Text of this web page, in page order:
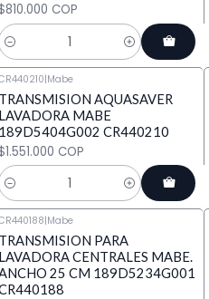
COP
|Mabe
AQUASAVER
MABE
CR440210
COP
|Mabe
PARA
CENTRALES MABE.
25 CM 189D5234G001